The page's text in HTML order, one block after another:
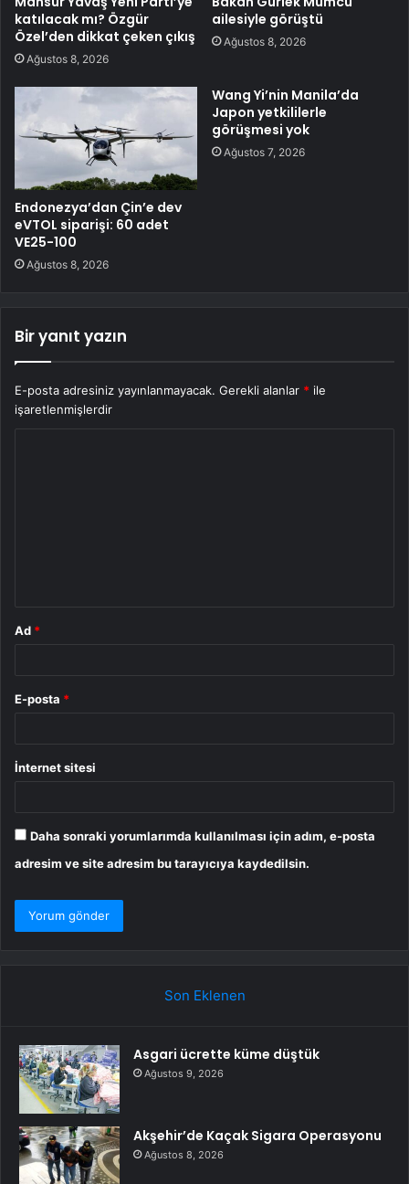
katılacak mı? Özgür
Özel’den dikkat çeken çıkış
Ağustos 8, 2026
ailesiyle görüştü
Ağustos 8, 2026
Endonezya’dan Çin’e dev
eVTOL siparişi: 60 adet
VE25-100
Ağustos 8, 2026
Wang Yi’nin Manila’da
Japon yetkililerle
görüşmesi yok
Ağustos 7, 2026
Bir yanıt yazın
E-posta adresiniz yayınlanmayacak. Gerekli alanlar * ile
işaretlenmişlerdir
Ad *
E-posta *
İnternet sitesi
Daha sonraki yorumlarımda kullanılması için adım, e-posta
adresim ve site adresim bu tarayıcıya kaydedilsin.
Son Eklenen
Asgari ücrette küme düştük
Ağustos 9, 2026
Akşehir’de Kaçak Sigara Operasyonu
Ağustos 8, 2026